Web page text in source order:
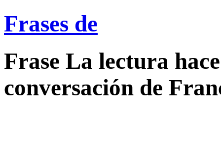
Frases de
Frase La lectura
conversación de